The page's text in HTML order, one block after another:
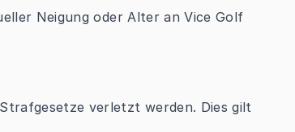
Neigung oder Alter an Vice Golf
verletzt werden. Dies gilt